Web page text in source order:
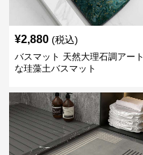
¥2,880 (税込)
バスマット 天然大理石調アート
な珪藻土バスマット